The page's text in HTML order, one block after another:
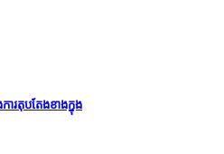
ារតុបតែងខាងក្នុង